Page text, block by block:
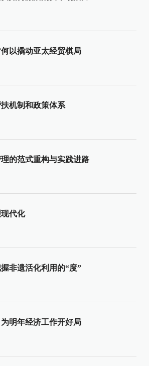
以撬动亚太经贸棋局
机制和政策体系
的范式重构与实践进路
代化
非遗活化利用的“度”
明年经济工作开好局